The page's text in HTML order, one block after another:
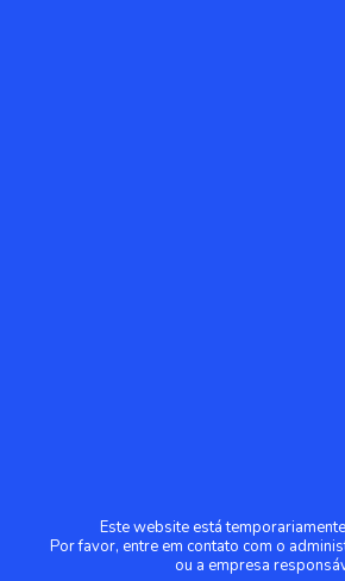
Este website está
Por favor, entre em contato com o
ou a empresa